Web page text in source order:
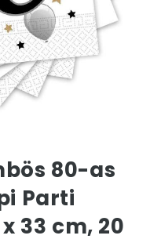
80-as
Parti
33 cm, 20